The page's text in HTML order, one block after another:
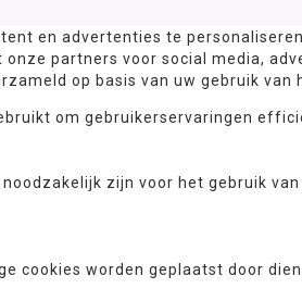
en advertenties te
partners voor social media,
op basis van uw gebruik van
om gebruikerservaringen
zijn voor het gebruik
cookies worden geplaatst door